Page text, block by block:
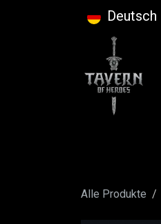
Deutsch
Alle Produkte